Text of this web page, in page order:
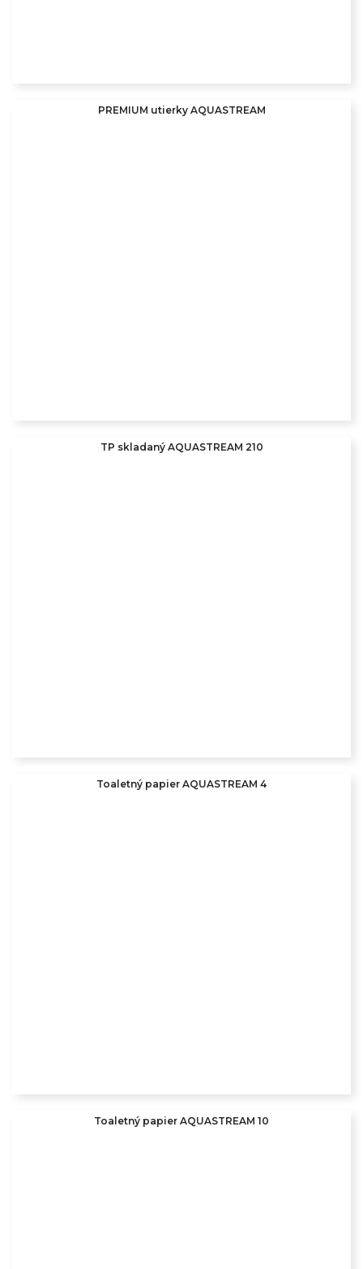
PREMIUM utierky AQUASTREAM
TP skladaný AQUASTREAM 210
Toaletný papier AQUASTREAM 4
Toaletný papier AQUASTREAM 10